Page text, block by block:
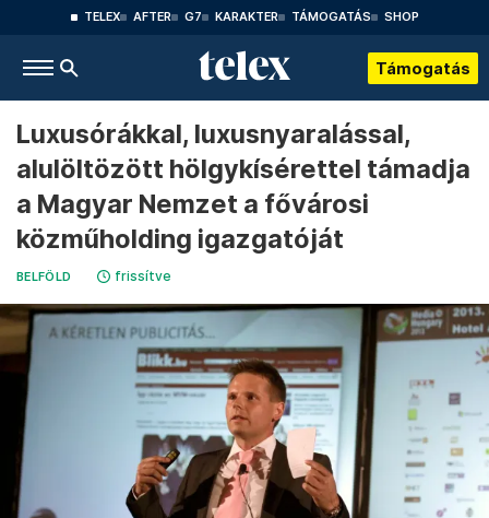
TELEX AFTER G7 KARAKTER TÁMOGATÁS SHOP
Támogatás
Luxusórákkal, luxusnyaralással,
alulöltözött hölgykísérettel támadja
a Magyar Nemzet a fővárosi
közműholding igazgatóját
BELFÖLD frissítve